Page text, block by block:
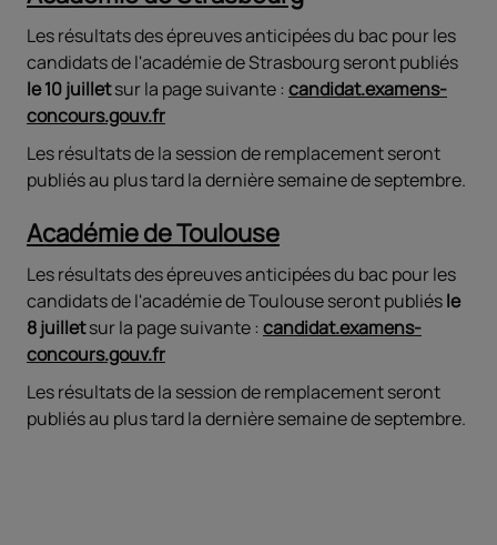
Les résultats des épreuves anticipées du bac pour les
candidats de l'académie de Strasbourg seront publiés
le 10 juilletsur la page suivante : candidat.examens-
concours.gouv.fr
Les résultats de la session de remplacement seront
publiés au plus tard la dernière semaine de septembre.
Académie de Toulouse
Les résultats des épreuves anticipées du bac pour les
candidats de l'académie de Toulouse seront publiésle
8 juilletsur la page suivante : candidat.examens-
concours.gouv.fr
Les résultats de la session de remplacement seront
publiés au plus tard la dernière semaine de septembre.